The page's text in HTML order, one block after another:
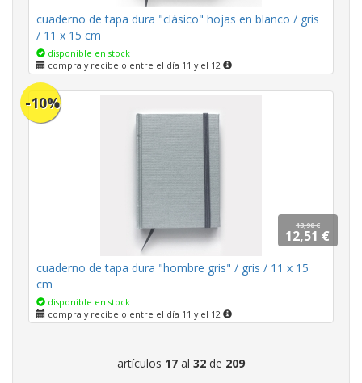
cuaderno de tapa dura "clásico" hojas en blanco / gris
/ 11 x 15 cm
disponible en stock
compra y recíbelo entre el día 11 y el 12
-10%
13,90 €
12,51 €
cuaderno de tapa dura "hombre gris" / gris / 11 x 15
cm
disponible en stock
compra y recíbelo entre el día 11 y el 12
artículos 17 al 32 de 209